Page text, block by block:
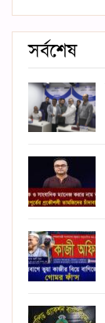
সর্বশেষ